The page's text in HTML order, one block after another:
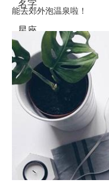
名字
星座
能去郊外泡温泉啦！